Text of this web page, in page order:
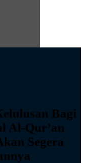
Bagi
Al-Qur’an
Segera